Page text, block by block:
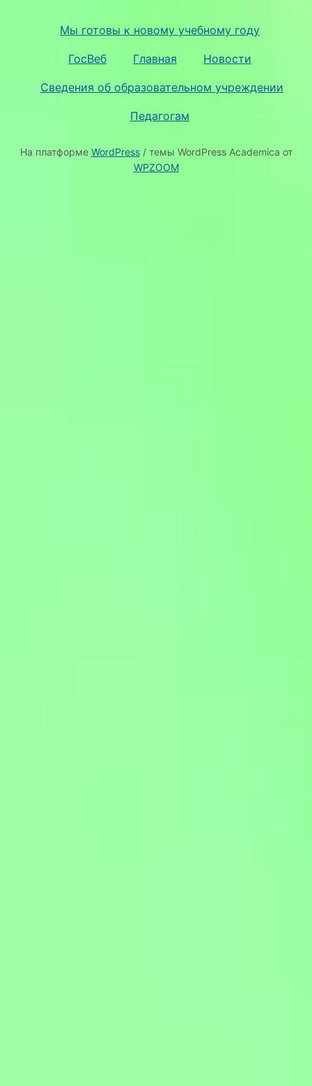
Мы готовы к новому учебному году
ГосВеб Главная Новости
Сведения об образовательном учреждении
Педагогам
На платформе WordPress/ темы WordPress Academica от
WPZOOM